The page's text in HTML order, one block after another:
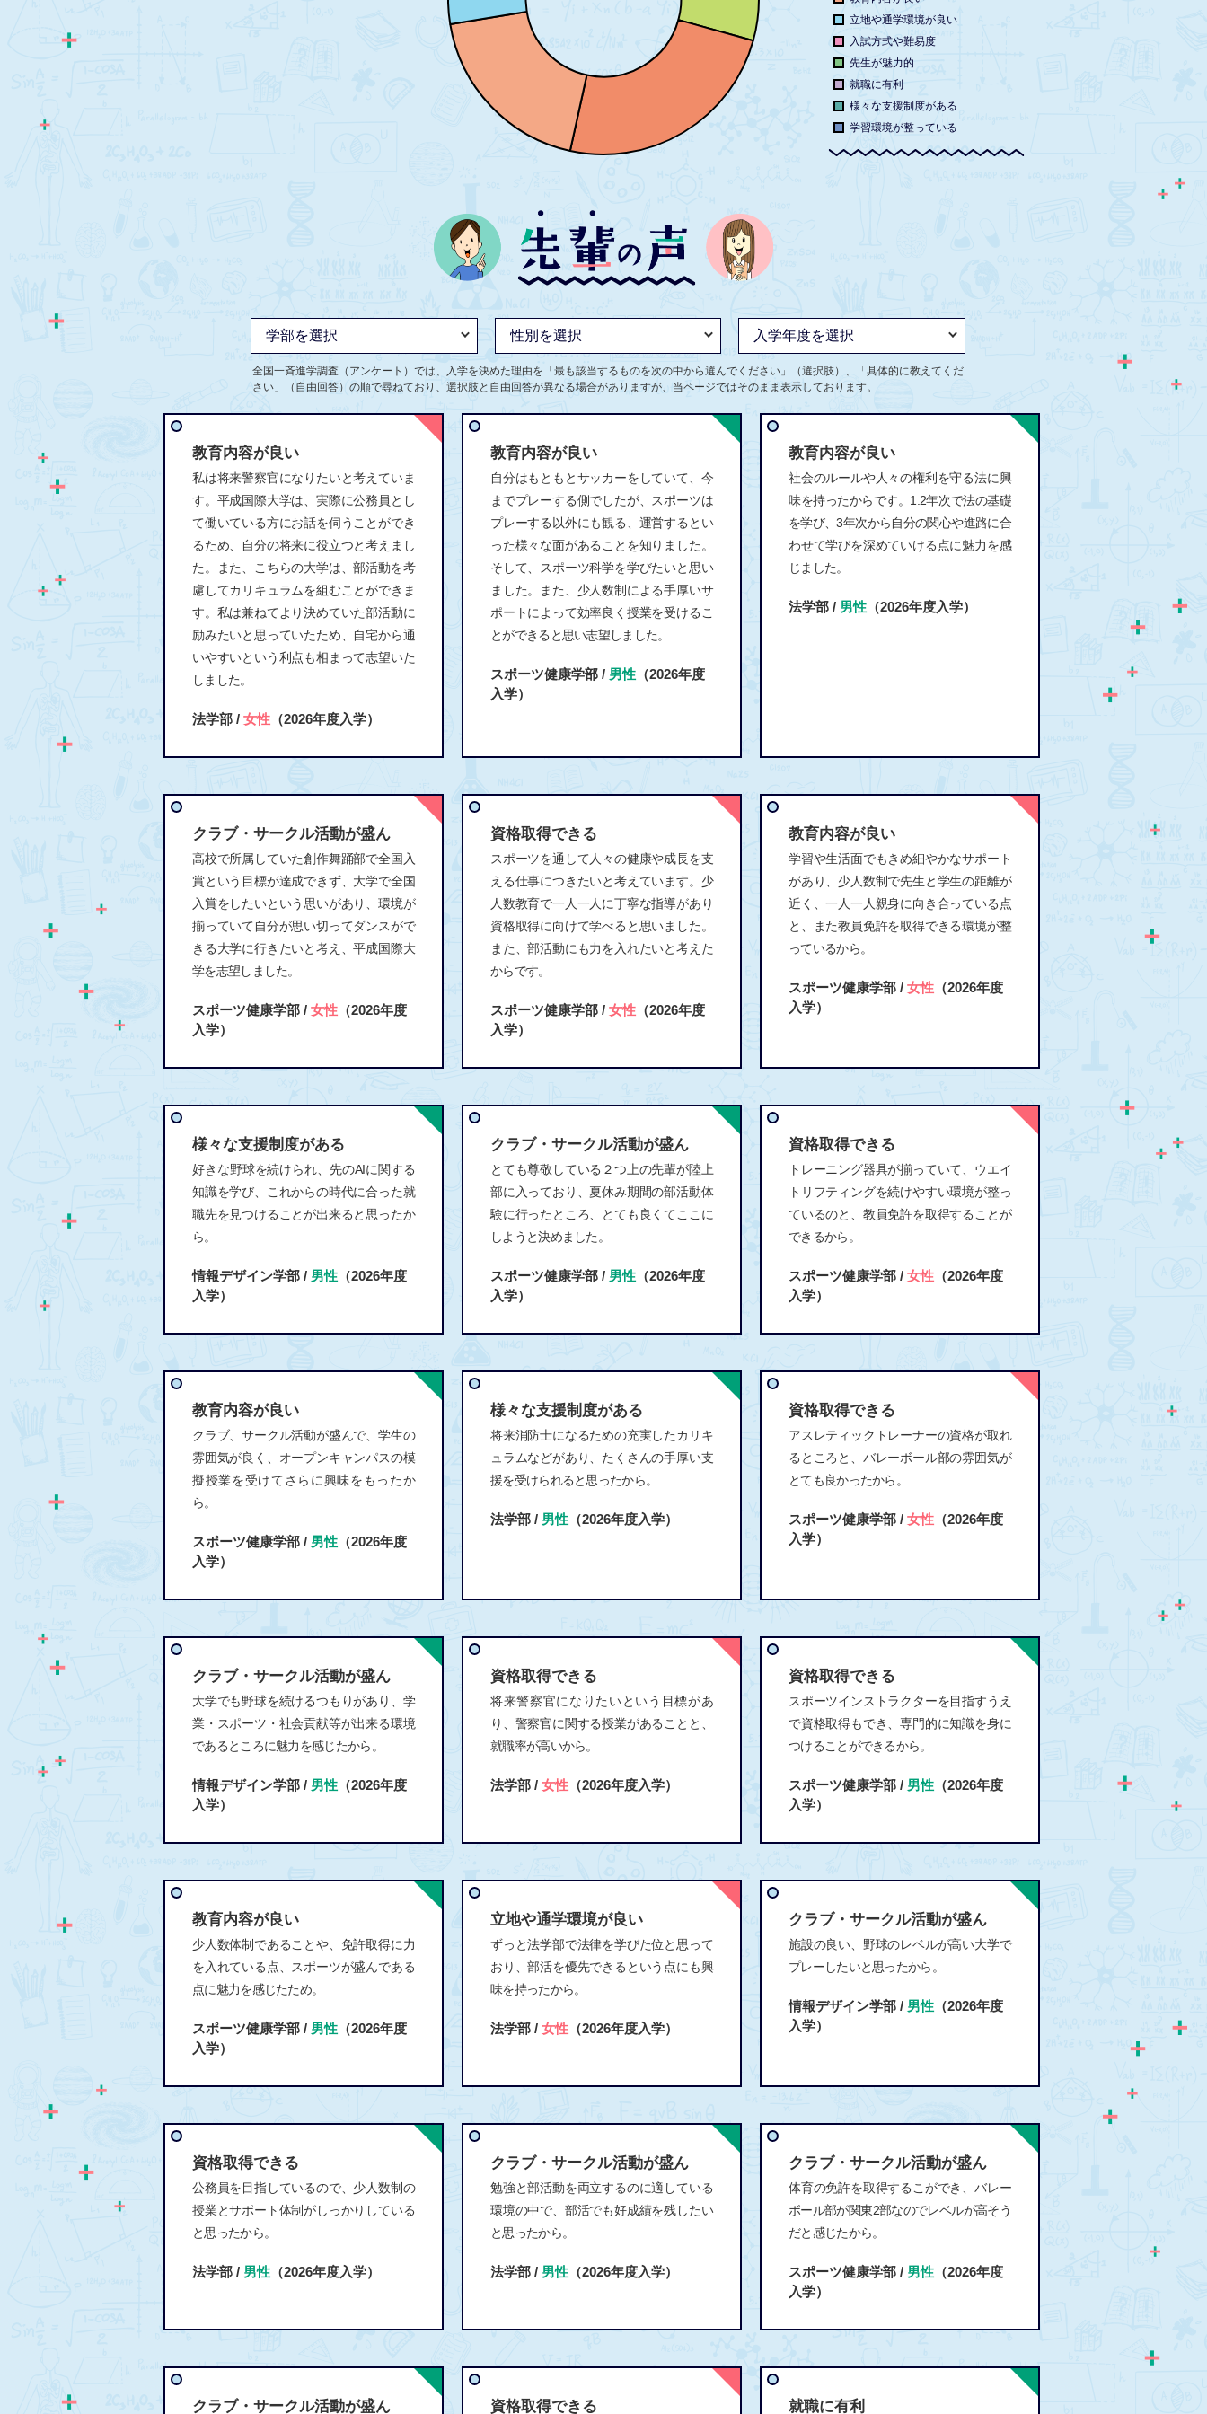
立地や通学環境が良い
入試方式や難易度
先生が魅力的
就職に有利
様々な支援制度がある
学習環境が整っている
全国一斉進学調査（アンケート）では、入学を決めた理由を「最も該当するものを次の中から選んでください」（選択肢）、「具体的に教えてくだ
さい」（自由回答）の順で尋ねており、選択肢と自由回答が異なる場合がありますが、当ページではそのまま表示しております。
教育内容が良い
私は将来警察官になりたいと考えていま
す。平成国際大学は、実際に公務員とし
て働いている方にお話を伺うことができ
るため、自分の将来に役立つと考えまし
た。また、こちらの大学は、部活動を考
慮してカリキュラムを組むことができま
す。私は兼ねてより決めていた部活動に
励みたいと思っていたため、自宅から通
いやすいという利点も相まって志望いた
しました。
法学部 / 女性 （2026年度入学）
教育内容が良い
自分はもともとサッカーをしていて、今
までプレーする側でしたが、スポーツは
プレーする以外にも観る、運営するとい
った様々な面があることを知りました。
そして、スポーツ科学を学びたいと思い
ました。また、少人数制による手厚いサ
ポートによって効率良く授業を受けるこ
とができると思い志望しました。
スポーツ健康学部 / 男性 （2026年度
入学）
教育内容が良い
社会のルールや人々の権利を守る法に興
味を持ったからです。1.2年次で法の基礎
を学び、3年次から自分の関心や進路に合
わせて学びを深めていける点に魅力を感
じました。
法学部 / 男性 （2026年度入学）
クラブ・サークル活動が盛ん
高校で所属していた創作舞踊部で全国入
賞という目標が達成できず、大学で全国
入賞をしたいという思いがあり、環境が
揃っていて自分が思い切ってダンスがで
きる大学に行きたいと考え、平成国際大
学を志望しました。
スポーツ健康学部 / 女性 （2026年度
入学）
資格取得できる
スポーツを通して人々の健康や成長を支
える仕事につきたいと考えています。少
人数教育で一人一人に丁寧な指導があり
資格取得に向けて学べると思いました。
また、部活動にも力を入れたいと考えた
からです。
スポーツ健康学部 / 女性 （2026年度
入学）
教育内容が良い
学習や生活面でもきめ細やかなサポート
があり、少人数制で先生と学生の距離が
近く、一人一人親身に向き合っている点
と、また教員免許を取得できる環境が整
っているから。
スポーツ健康学部 / 女性 （2026年度
入学）
様々な支援制度がある
好きな野球を続けられ、先のAIに関する
知識を学び、これからの時代に合った就
職先を見つけることが出来ると思ったか
ら。
情報デザイン学部 / 男性 （2026年度
入学）
クラブ・サークル活動が盛ん
とても尊敬している２つ上の先輩が陸上
部に入っており、夏休み期間の部活動体
験に行ったところ、とても良くてここに
しようと決めました。
スポーツ健康学部 / 男性 （2026年度
入学）
資格取得できる
トレーニング器具が揃っていて、ウエイ
トリフティングを続けやすい環境が整っ
ているのと、教員免許を取得することが
できるから。
スポーツ健康学部 / 女性 （2026年度
入学）
教育内容が良い
クラブ、サークル活動が盛んで、学生の
雰囲気が良く、オープンキャンパスの模
擬授業を受けてさらに興味をもったか
ら。
スポーツ健康学部 / 男性 （2026年度
入学）
様々な支援制度がある
将来消防士になるための充実したカリキ
ュラムなどがあり、たくさんの手厚い支
援を受けられると思ったから。
法学部 / 男性 （2026年度入学）
資格取得できる
アスレティックトレーナーの資格が取れ
るところと、バレーボール部の雰囲気が
とても良かったから。
スポーツ健康学部 / 女性 （2026年度
入学）
クラブ・サークル活動が盛ん
大学でも野球を続けるつもりがあり、学
業・スポーツ・社会貢献等が出来る環境
であるところに魅力を感じたから。
情報デザイン学部 / 男性 （2026年度
入学）
資格取得できる
将来警察官になりたいという目標があ
り、警察官に関する授業があることと、
就職率が高いから。
法学部 / 女性 （2026年度入学）
資格取得できる
スポーツインストラクターを目指すうえ
で資格取得もでき、専門的に知識を身に
つけることができるから。
スポーツ健康学部 / 男性 （2026年度
入学）
教育内容が良い
少人数体制であることや、免許取得に力
を入れている点、スポーツが盛んである
点に魅力を感じたため。
スポーツ健康学部 / 男性 （2026年度
入学）
立地や通学環境が良い
ずっと法学部で法律を学びた位と思って
おり、部活を優先できるという点にも興
味を持ったから。
法学部 / 女性 （2026年度入学）
クラブ・サークル活動が盛ん
施設の良い、野球のレベルが高い大学で
プレーしたいと思ったから。
情報デザイン学部 / 男性 （2026年度
入学）
資格取得できる
公務員を目指しているので、少人数制の
授業とサポート体制がしっかりしている
と思ったから。
法学部 / 男性 （2026年度入学）
クラブ・サークル活動が盛ん
勉強と部活動を両立するのに適している
環境の中で、部活でも好成績を残したい
と思ったから。
法学部 / 男性 （2026年度入学）
クラブ・サークル活動が盛ん
体育の免許を取得するこができ、バレー
ボール部が関東2部なのでレベルが高そう
だと感じたから。
スポーツ健康学部 / 男性 （2026年度
入学）
クラブ・サークル活動が盛ん 資格取得できる 就職に有利